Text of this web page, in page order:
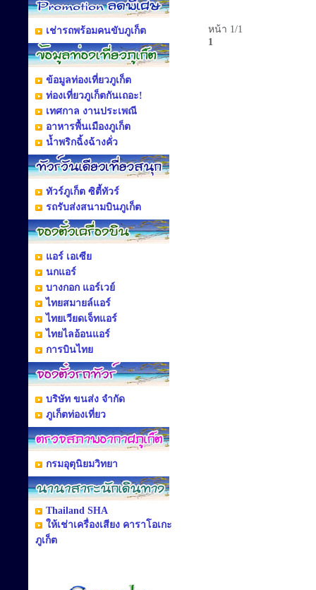
เช่ารถพร้อมคนขับภูเก็ต
ข้อมูลท่องเที่ยวภูเก็ต
ท่องเที่ยวภูเก็ตกันเถอะ!
เทศกาล งานประเพณี
อาหารพื้นเมืองภูเก็ต
น้ำพริกฉิ้งฉ้างคั่ว
ทัวร์ภูเก็ต ซิตี้ทัวร์
รถรับส่งสนามบินภูเก็ต
แอร์ เอเซีย
นกแอร์
บางกอก แอร์เวย์
ไทยสมายล์แอร์
ไทยเวียดเจ็ทแอร์
ไทยไลอ้อนแอร์
การบินไทย
บริษัท ขนส่ง จำกัด
ภูเก็ตท่องเที่ยว
กรมอุตุนิยมวิทยา
Thailand SHA
ให้เช่าเครื่องเสียง คาราโอเกะ
ภูเก็ต
หน้า 1/1
1